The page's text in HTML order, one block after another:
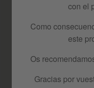
con el
Como
este
Os
Gracias por